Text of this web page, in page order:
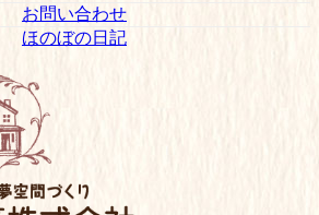
お問い合わせ
ほのぼの日記